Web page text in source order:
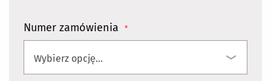
Numer zamówienia